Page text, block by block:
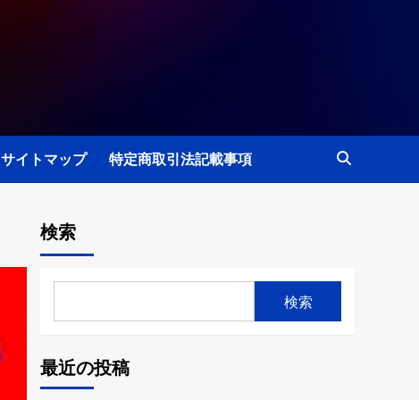
サイトマップ 特定商取引法記載事項
検索
検索
最近の投稿